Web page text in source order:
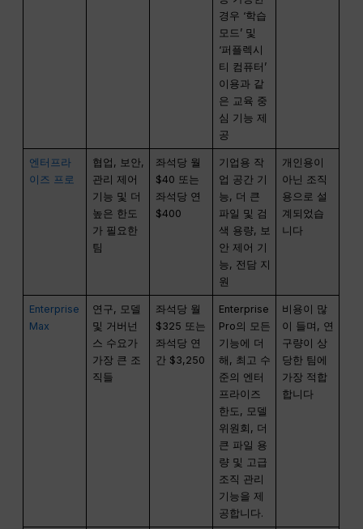
경우 ‘학습
모드’ 및
‘퍼플렉시
티 컴퓨터’
이용과 같
은 교육 중
심 기능 제
공
엔터프라
이즈 프로
협업, 보안,
관리 제어
기능 및 더
높은 한도
가 필요한
팀
좌석당 월
$40 또는
좌석당 연
$400
기업용 작
업 공간 기
능, 더 큰
파일 및 검
색 용량, 보
안 제어 기
능, 전담 지
원
개인용이
아닌 조직
용으로 설
계되었습
니다
Enterprise
Max
연구, 모델
및 거버넌
스 수요가
가장 큰 조
직들
좌석당 월
$325 또는
좌석당 연
간 $3,250
Enterprise
Pro의 모든
기능에 더
해, 최고 수
준의 엔터
프라이즈
한도, 모델
위원회, 더
큰 파일 용
량 및 고급
조직 관리
기능을 제
공합니다.
비용이 많
이 들며, 연
구량이 상
당한 팀에
가장 적합
합니다